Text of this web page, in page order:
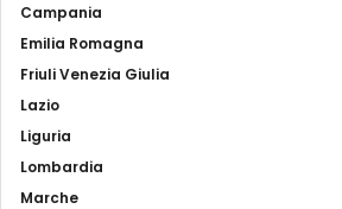
Campania
Emilia Romagna
Friuli Venezia Giulia
Lazio
Liguria
Lombardia
Marche